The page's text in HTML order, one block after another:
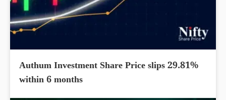
Authum Investment Share Price slips 29.81%
within 6 months